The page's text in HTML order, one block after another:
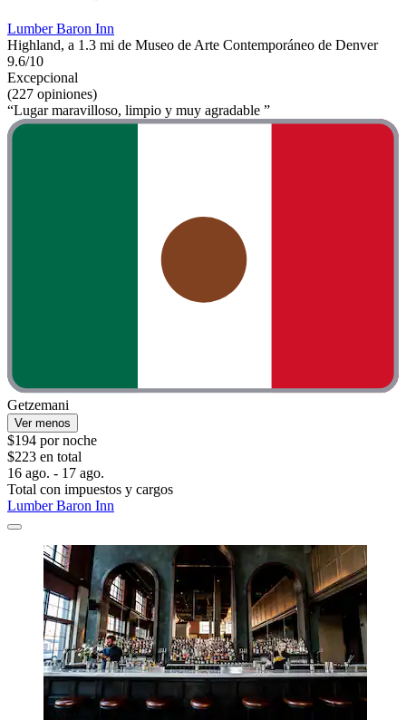
Lumber Baron Inn
Highland, a 1.3 mi de Museo de Arte Contemporáneo de Denver
9.6/10
Excepcional
(227 opiniones)
“Lugar maravilloso, limpio y muy agradable ”
Getzemani
Ver menos
$194 por noche
$223 en total
16 ago. - 17 ago.
Total con impuestos y cargos
Lumber Baron Inn